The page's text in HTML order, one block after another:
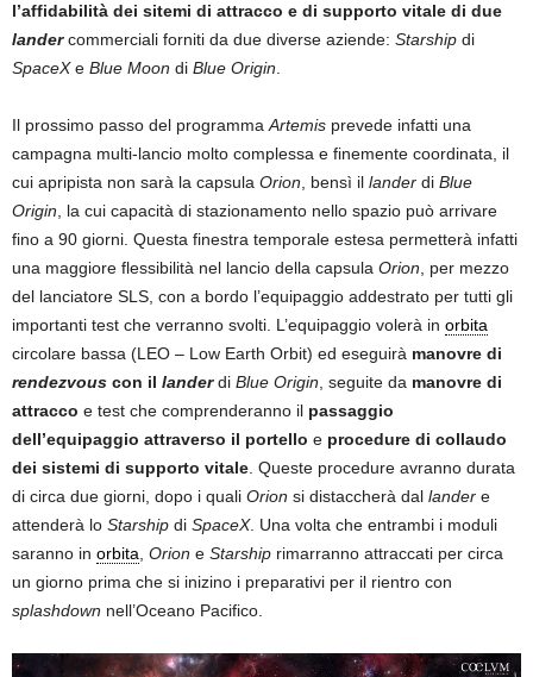
l’affidabilità dei sitemi di attracco e di supporto vitale di due
landercommerciali forniti da due diverse aziende: Starship di
SpaceXe Blue Moon di Blue Origin.
Il prossimo passo del programmaArtemis prevede infatti una
campagna multi-lancio molto complessa e finemente coordinata, il
cui apripista non sarà la capsula Orion, bensì il lander di Blue
Origin, la cui capacità di stazionamento nello spazio può arrivare
fino a 90 giorni. Questa finestra temporale estesa permetterà infatti
una maggiore flessibilità nel lancio della capsula Orion, per mezzo
del lanciatore SLS, con a bordo l’equipaggio addestrato per tutti gli
importanti test che verranno svolti. L’equipaggio volerà in orbita
circolare bassa (LEO – Low Earth Orbit) ed eseguirà manovre di
rendezvous con il landerdi Blue Origin, seguite da manovre di
attracco e test che comprenderanno il passaggio
dell’equipaggio attraverso il portello e procedure di collaudo
dei sistemi di supporto vitale. Queste procedure avranno durata
di circa due giorni, dopo i quali Orion si distaccherà dal lander e
attenderà lo Starship di SpaceX. Una volta che entrambi i moduli
saranno in orbita, Orion e Starship rimarranno attraccati per circa
un giorno prima che si inizino i preparativi per il rientro con
splashdown nell’Oceano Pacifico.